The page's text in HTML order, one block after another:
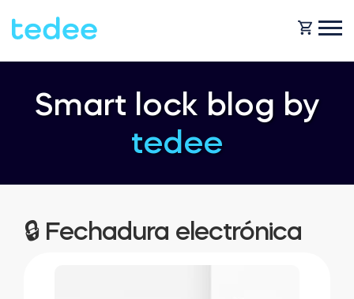
COMO FUNCIONA?
Aluguer
BLOG
Smart lock blog by
tedee
🔒 Fechadura electrónica